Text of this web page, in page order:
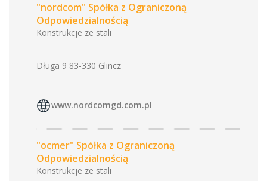
"nordcom" Spółka z Ograniczoną
Odpowiedzialnością
Konstrukcje ze stali
Długa 9 83-330 Glincz
www.nordcomgd.com.pl
"ocmer" Spółka z Ograniczoną
Odpowiedzialnością
Konstrukcje ze stali